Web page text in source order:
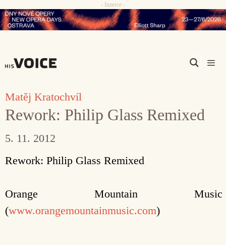
Přeskočit
na
- Inzerce -
Matěj Kratochvíl
Rework: Philip Glass Remixed
5. 11. 2012
Rework: Philip Glass Remixed
Orange Mountain Music
(www.orangemountainmusic.com)